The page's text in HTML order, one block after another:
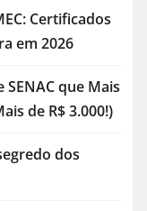
Certificados
em 2026
que Mais
de R$ 3.000!)
dos